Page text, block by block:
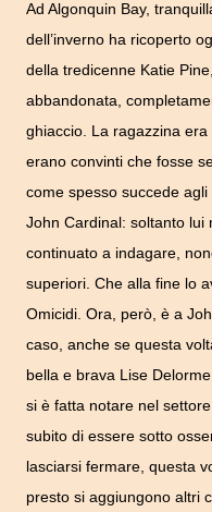
Ad Algonquin Bay,
dell’inverno ha ricoperto
della tredicenne Katie
abbandonata,
ghiaccio. La ragazzina
erano convinti che fosse
come spesso succede
John Cardinal: soltanto lui
continuato a indagare,
superiori. Che alla fine lo
Omicidi. Ora, però, è a
caso, anche se questa
bella e brava Lise
si è fatta notare nel
subito di essere sotto
lasciarsi fermare, questa
presto si aggiungono altri